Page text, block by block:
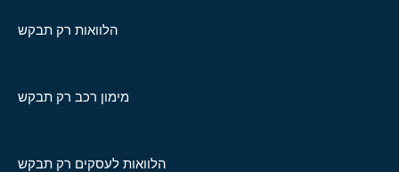
הלוואות רק תבקש
מימון רכב רק תבקש
הלוואות לעסקים רק תבקש